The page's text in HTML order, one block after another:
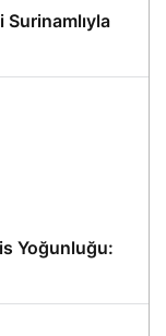
Surinamlıyla
Yoğunluğu: